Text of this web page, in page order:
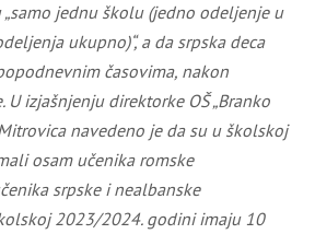
jednu školu (jedno odeljenje u
ukupno)“, a da srpska deca
časovima, nakon
. U izjašnjenju direktorke OŠ „Branko
navedeno je da su u školskoj
osam učenika romske
srpske i nealbanske
2023/2024. godini imaju 10